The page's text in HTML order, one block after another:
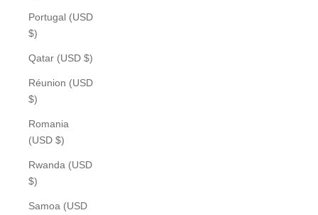
Portugal (USD
$)
Qatar (USD $)
Réunion (USD
$)
Romania
(USD $)
Rwanda (USD
$)
Samoa (USD